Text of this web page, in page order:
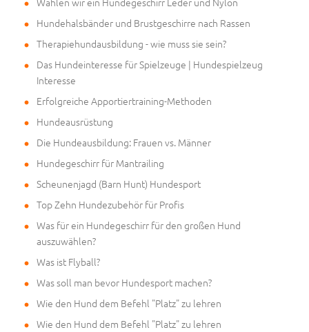
Hundehalsbänder und Brustgeschirre nach Rassen
Therapiehundausbildung - wie muss sie sein?
Das Hundeinteresse für Spielzeuge | Hundespielzeug
Interesse
Erfolgreiche Apportiertraining-Methoden
Hundeausrüstung
Die Hundeausbildung: Frauen vs. Männer
Hundegeschirr für Mantrailing
Scheunenjagd (Barn Hunt) Hundesport
Top Zehn Hundezubehör für Profis
Was für ein Hundegeschirr für den großen Hund
auszuwählen?
Was ist Flyball?
Was soll man bevor Hundesport machen?
Wie den Hund dem Befehl "Platz" zu lehren
Wie den Hund dem Befehl "Platz" zu lehren